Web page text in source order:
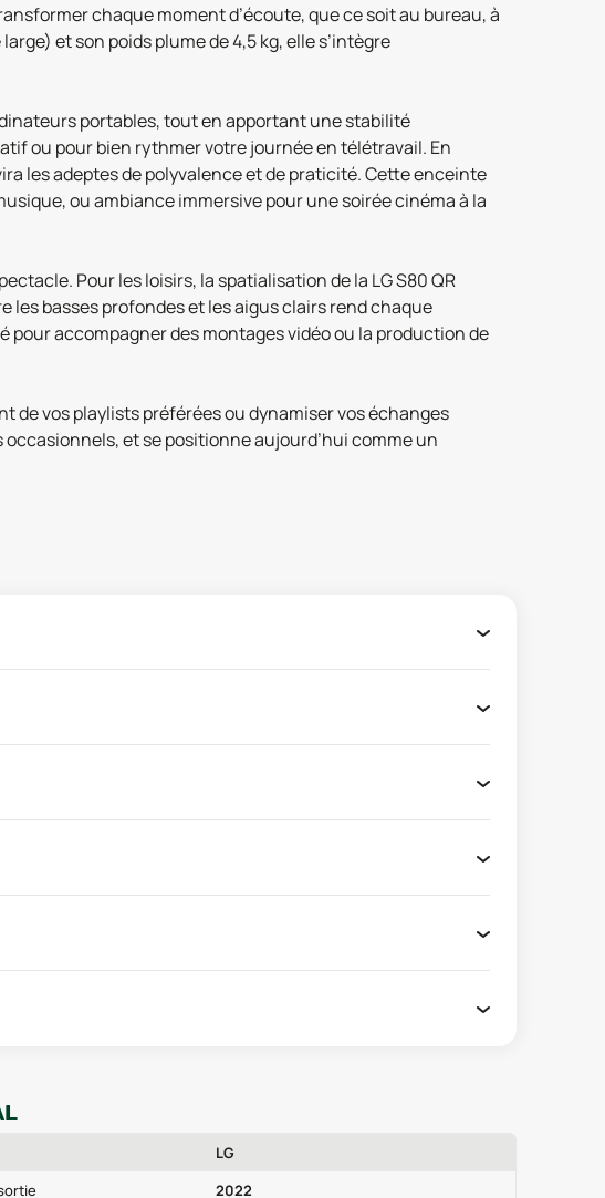
chaque moment d’écoute, que ce soit au bureau, à
et son poids plume de 4,5 kg, elle s’intègre
portables, tout en apportant une stabilité
ou pour bien rythmer votre journée en télétravail. En
les adeptes de polyvalence et de praticité. Cette enceinte
ou ambiance immersive pour une soirée cinéma à la
Pour les loisirs, la spatialisation de la LG S80 QR
les basses profondes et les aigus clairs rend chaque
accompagner des montages vidéo ou la production de
vos playlists préférées ou dynamiser vos échanges
et se positionne aujourd’hui comme un
LG
2022